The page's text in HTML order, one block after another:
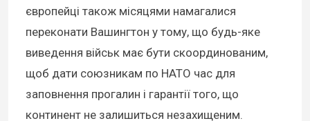
європейці також місяцями намагалися
переконати Вашингтон у тому, що будь-яке
виведення військ має бути скоординованим,
щоб дати союзникам по НАТО час для
заповнення прогалин і гарантії того, що
континент не залишиться незахищеним.